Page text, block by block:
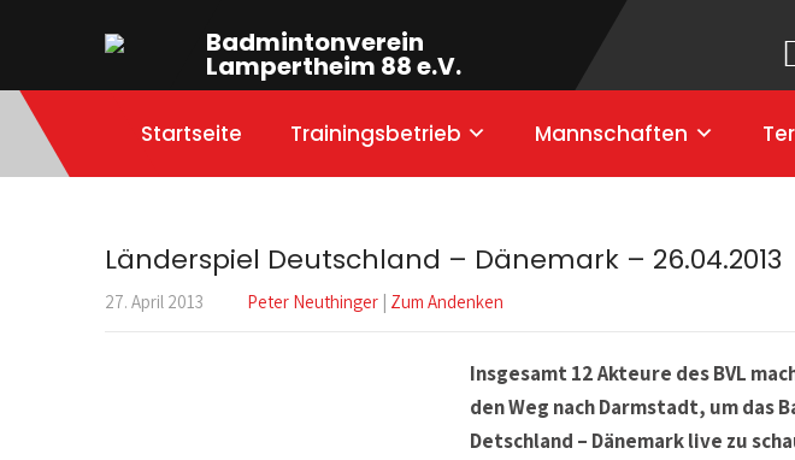
Badmintonverein
Lampertheim 88 e.V.
Startseite Trainingsbetrieb Mannschaften
Länderspiel Deutschland – Dänemark – 26.04.2013
27. April 2013 Peter Neuthinger | Zum Andenken
Insgesamt 12 Akteure des BVL
den Weg nach Darmstadt, um das
Detschland – Dänemark live zu